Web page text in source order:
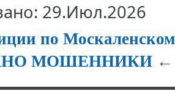
29.Июл.2026
по
МОШЕННИКИ ←